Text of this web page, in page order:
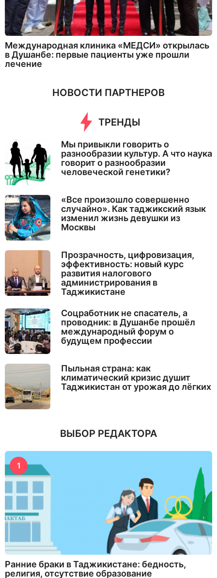
Международная клиника «МЕДСИ» открылась
в Душанбе: первые пациенты уже прошли
лечение
НОВОСТИ ПАРТНЕРОВ
ТРЕНДЫ
Мы привыкли говорить о
разнообразии культур. А что наука
говорит о разнообразии
человеческой генетики?
«Все произошло совершенно
случайно». Как таджикский язык
изменил жизнь девушки из
Москвы
Прозрачность, цифровизация,
эффективность: новый курс
развития налогового
администрирования в
Таджикистане
Соцработник не спасатель, а
проводник: в Душанбе прошёл
международный форум о
будущем профессии
Пыльная страна: как
климатический кризис душит
Таджикистан от урожая до лёгких
ВЫБОР РЕДАКТОРА
1
Ранние браки в Таджикистане: бедность,
религия, отсутствие образование